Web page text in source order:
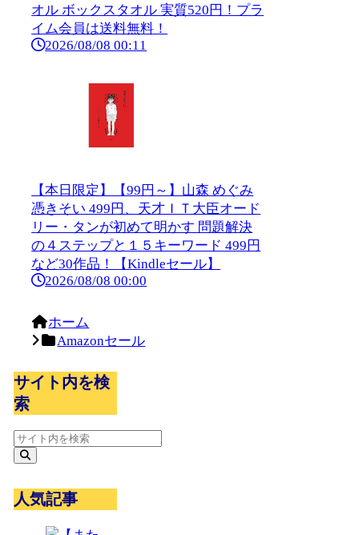
オル ボックスタオル 実質520円！プラ
イム会員は送料無料！
2026/08/08 00:11
【本日限定】【99円～】山森 めぐみ
憑きそい 499円、天才ＩＴ大臣オード
リー・タンが初めて明かす 問題解決
の４ステップと１５キーワード 499円
など30作品！【Kindleセール】
2026/08/08 00:00
ホーム
Amazonセール
サイト内を検
索
人気記事